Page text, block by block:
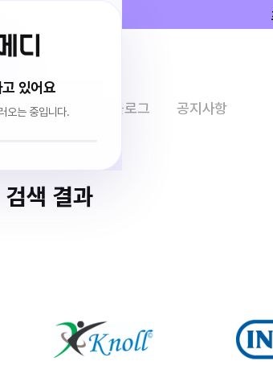
있어요
오는 중입니다.
브랜드소개 블로그 공지사항
색 결과